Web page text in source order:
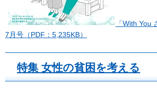
「With You
7月号（PDF：5,235KB）
特集 女性の貧困を考える